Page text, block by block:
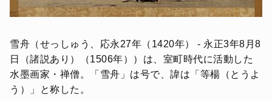
雪舟（せっしゅう、応永27年（1420年） - 永正3年8月8
日（諸説あり）（1506年））は、室町時代に活動した
水墨画家・禅僧。「雪舟」は号で、諱は「等楊（とうよ
う）」と称した。